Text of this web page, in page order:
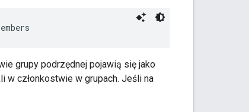
grupy podrzędnej pojawią się jako
w członkostwie w grupach. Jeśli na